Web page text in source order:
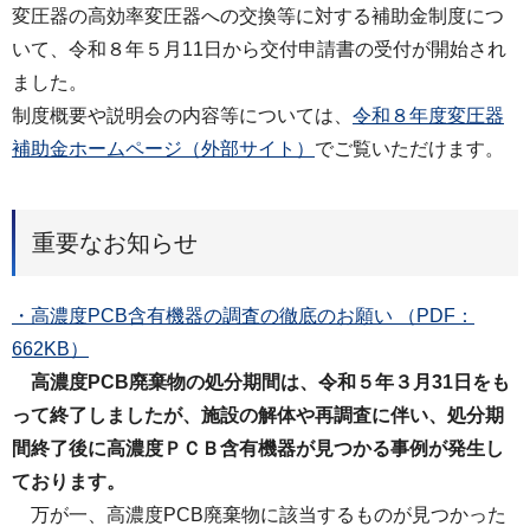
変圧器の高効率変圧器への交換等に対する補助金制度につ
いて、令和８年５月11日から交付申請書の受付が開始され
ました。
制度概要や説明会の内容等については、 令和８年度変圧器
補助金ホームページ（外部サイト） でご覧いただけます。
重要なお知らせ
・高濃度PCB含有機器の調査の徹底のお願い （PDF：
662KB）
高濃度PCB廃棄物の処分期間は、令和５年３月31日をも
って終了しましたが、施設の解体や再調査に伴い、処分期
間終了後に高濃度ＰＣＢ含有機器が見つかる事例が発生し
ております。
万が一、高濃度PCB廃棄物に該当するものが見つかった